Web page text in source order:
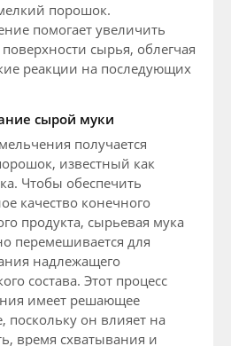
порошок.
помогает увеличить
сырья, облегчая
реакции на последующих
сырой муки
получается
известный как
Чтобы обеспечить
качество конечного
продукта, сырьевая мука
перемешивается для
надлежащего
состава. Этот процесс
имеет решающее
поскольку он влияет на
время схватывания и